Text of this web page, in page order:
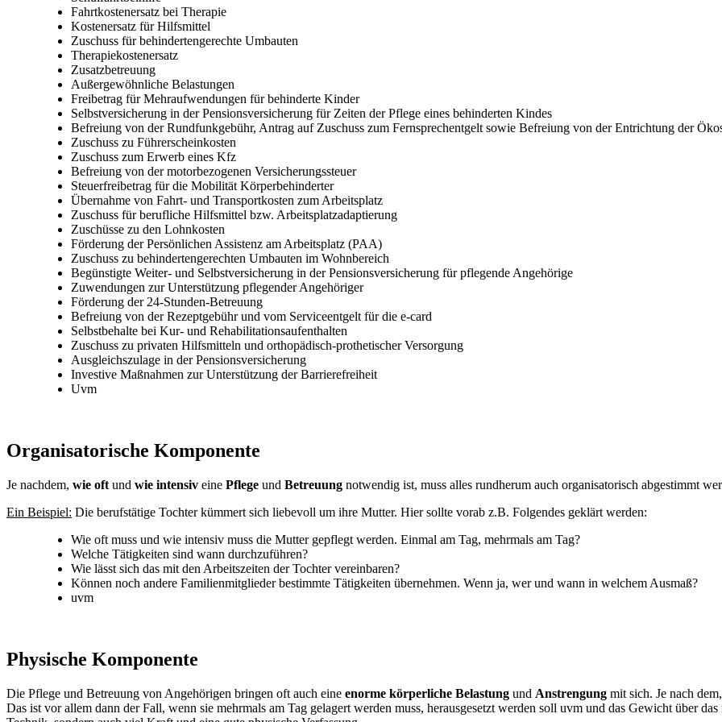
Fahrtkostenersatz bei Therapie
Kostenersatz für Hilfsmittel
Zuschuss für behindertengerechte Umbauten
Therapiekostenersatz
Zusatzbetreuung
Außergewöhnliche Belastungen
Freibetrag für Mehraufwendungen für behinderte Kinder
Selbstversicherung in der Pensionsversicherung für Zeiten der Pflege eines behinderten Kindes
Befreiung von der Rundfunkgebühr, Antrag auf Zuschuss zum Fernsprechentgelt sowie Befreiung von der Entrichtung der
Zuschuss zu Führerscheinkosten
Zuschuss zum Erwerb eines Kfz
Befreiung von der motorbezogenen Versicherungssteuer
Steuerfreibetrag für die Mobilität Körperbehinderter
Übernahme von Fahrt- und Transportkosten zum Arbeitsplatz
Zuschuss für berufliche Hilfsmittel bzw. Arbeitsplatzadaptierung
Zuschüsse zu den Lohnkosten
Förderung der Persönlichen Assistenz am Arbeitsplatz (PAA)
Zuschuss zu behindertengerechten Umbauten im Wohnbereich
Begünstigte Weiter- und Selbstversicherung in der Pensionsversicherung für pflegende Angehörige
Zuwendungen zur Unterstützung pflegender Angehöriger
Förderung der 24-Stunden-Betreuung
Befreiung von der Rezeptgebühr und vom Serviceentgelt für die e-card
Selbstbehalte bei Kur- und Rehabilitationsaufenthalten
Zuschuss zu privaten Hilfsmitteln und orthopädisch-prothetischer Versorgung
Ausgleichszulage in der Pensionsversicherung
Investive Maßnahmen zur Unterstützung der Barrierefreiheit
Uvm
Organisatorische Komponente
Je nachdem, wie oft und wie intensiv eine Pflege und Betreuung notwendig ist, muss alles rundherum auch organisatorisch abgestimmt
Ein Beispiel: Die berufstätige Tochter kümmert sich liebevoll um ihre Mutter. Hier sollte vorab z.B. Folgendes geklärt werden:
Wie oft muss und wie intensiv muss die Mutter gepflegt werden. Einmal am Tag, mehrmals am Tag?
Welche Tätigkeiten sind wann durchzuführen?
Wie lässt sich das mit den Arbeitszeiten der Tochter vereinbaren?
Können noch andere Familienmitglieder bestimmte Tätigkeiten übernehmen. Wenn ja, wer und wann in welchem Ausmaß?
uvm
Physische Komponente
Die Pflege und Betreuung von Angehörigen bringen oft auch eine enorme körperliche Belastung und Anstrengung mit sich. Je nach
Das ist vor allem dann der Fall, wenn sie mehrmals am Tag gelagert werden muss, herausgesetzt werden soll uvm und das Gewicht über